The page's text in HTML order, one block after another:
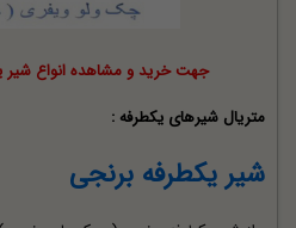
جهت خرید و مشاهده انواع شیر
متریال شیرهای یکطرفه :
شیر یکطرفه برنجی